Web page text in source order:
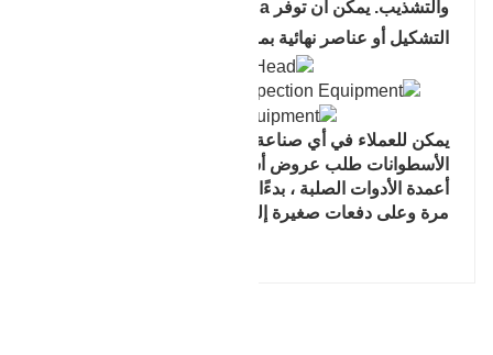
التشكيل أو عناصر نهائية بما يتماشى مع متطلبات العملاء.
يمكن للعملاء في أي صناعة يستخدمون رؤوس
الأسطوانات طلب عروض أسعار لأي مجموعة متنوعة من
أعمدة الأدوات الصلبة ، بدءًا من نموذج أولي واحد في كل
مرة وعلى دفعات صغيرة إلى التصنيع الشامل.